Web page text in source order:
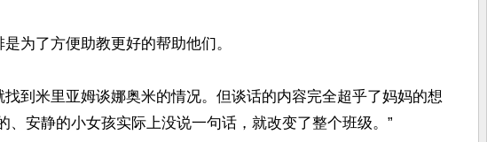
为了方便助教更好的帮助他们。
到米里亚姆谈娜奥米的情况。但谈话的内容完全超乎了妈妈的想
、安静的小女孩实际上没说一句话，就改变了整个班级。”